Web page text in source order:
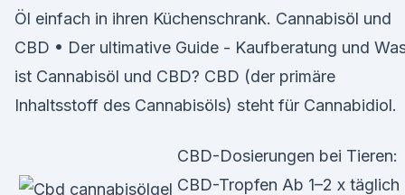
Öl einfach in ihren Küchenschrank. Cannabisöl und
CBD • Der ultimative Guide - Kaufberatung und
ist Cannabisöl und CBD? CBD (der primäre
Inhaltsstoff des Cannabisöls) steht für Cannabidiol.
CBD-Dosierungen bei Tieren:
CBD-Tropfen Ab 1–2 x täglich